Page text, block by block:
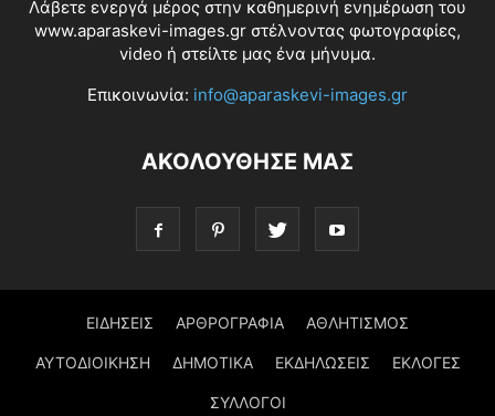
Λάβετε ενεργά μέρος στην καθημερινή ενημέρωση του
www.aparaskevi-images.gr στέλνοντας φωτογραφίες,
video ή στείλτε μας ένα μήνυμα.
Επικοινωνία: info@aparaskevi-images.gr
ΑΚΟΛΟΥΘΗΣΕ ΜΑΣ
ΕΙΔΗΣΕΙΣ ΑΡΘΡΟΓΡΑΦΙΑ ΑΘΛΗΤΙΣΜΟΣ
ΑΥΤΟΔΙΟΙΚΗΣΗ ΔΗΜΟΤΙΚΑ ΕΚΔΗΛΩΣΕΙΣ ΕΚΛΟΓΕΣ
ΣΥΛΛΟΓΟΙ